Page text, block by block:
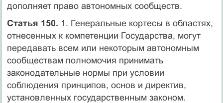
дополняет право автономных сообществ.
Статья 150. 1. Генеральные кортесы в областях,
отнесенных к компетенции Государства, могут
передавать всем или некоторым автономным
сообществам полномочия принимать
законодательные нормы при условии
соблюдения принципов, основ и директив,
установленных государственным законом.